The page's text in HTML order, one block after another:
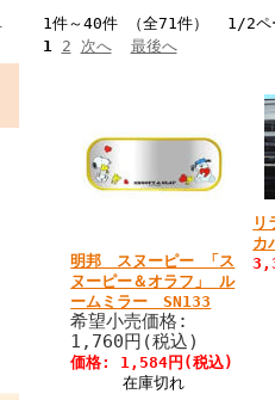
1件～40件 （全71件） 1/2ペ
1
2 次へ 最後へ
明邦 スヌーピー 「ス
ヌーピー＆オラフ」 ル
ームミラー SN133
希望小売価格:
1,760円(税込)
価格: 1,584円(税込)
在庫切れ
カ